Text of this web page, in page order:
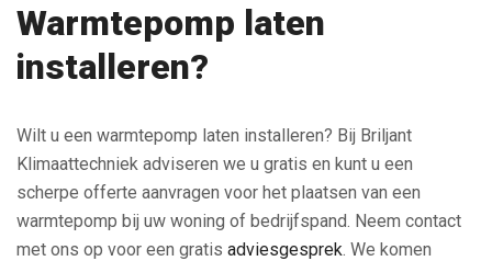
Warmtepomp laten
installeren?
Wilt u een warmtepomp laten installeren? Bij Briljant
Klimaattechniek adviseren we u gratis en kunt u een
scherpe offerte aanvragen voor het plaatsen van een
warmtepomp bij uw woning of bedrijfspand. Neem contact
met ons op voor een gratis adviesgesprek. We komen